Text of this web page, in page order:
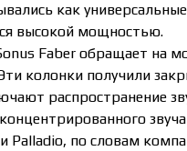
как
высокой мощностью.
Faber обращает на
колонки получили
распространение
Palladio, по словам